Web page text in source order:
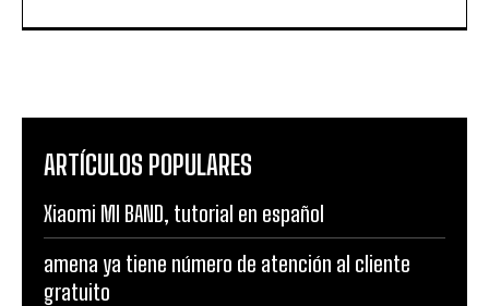
ARTÍCULOS POPULARES
Xiaomi MI BAND, tutorial en español
amena ya tiene número de atención al cliente
gratuito